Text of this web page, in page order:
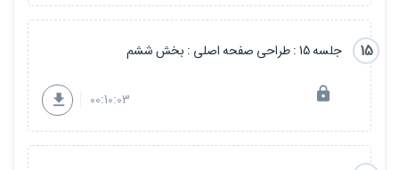
15 جلسه 15 : طراحی صفحه اصلی : بخش ششم
00:10:03